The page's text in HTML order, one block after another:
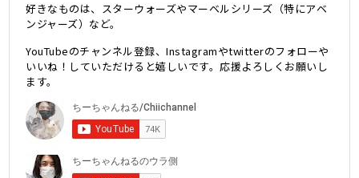
好きなものは、スターウォーズやマーベルシリーズ（特にアベ
ンジャーズ）など。
YouTubeのチャンネル登録、Instagramやtwitterのフォローや
いいね！していただけると嬉しいです。応援よろしくお願いし
ます。